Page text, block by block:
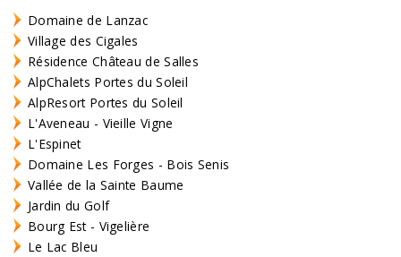
Domaine de Lanzac
Village des Cigales
Résidence Château de Salles
AlpChalets Portes du Soleil
AlpResort Portes du Soleil
L'Aveneau - Vieille Vigne
L'Espinet
Domaine Les Forges - Bois Senis
Vallée de la Sainte Baume
Jardin du Golf
Bourg Est - Vigelière
Le Lac Bleu